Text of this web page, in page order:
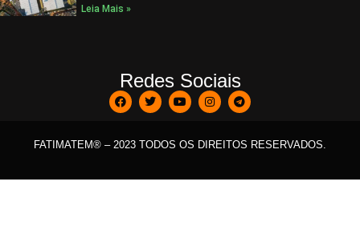
Leia Mais »
Redes Sociais
FATIMATEM® – 2023 TODOS OS DIREITOS RESERVADOS.